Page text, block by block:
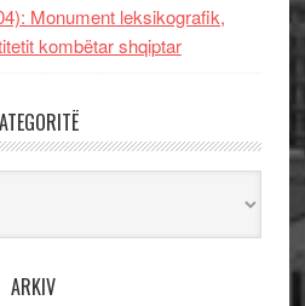
Monument leksikografik,
kombëtar shqiptar
ARKIV